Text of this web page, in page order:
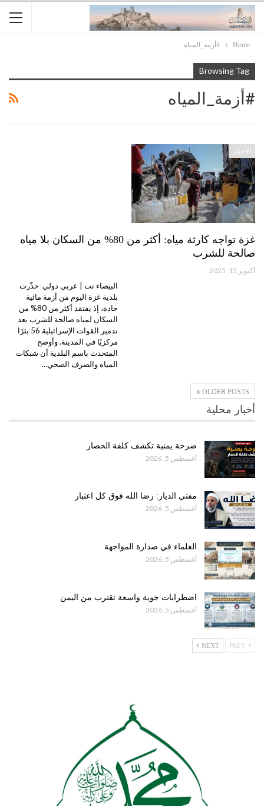
Home #أزمة_المياه
Browsing Tag
#أزمة_المياه
الأخبار
غزة تواجه كارثة مياه: أكثر من 80% من السكان بلا مياه
صالحة للشرب
أكتوبر 15, 2025
البيضاء نت | عربي دولي حذّرت
بلدية غزة اليوم من أزمة مائية
حادة، إذ يفتقد أكثر من 80% من
السكان لمياه صالحة للشرب بعد
تدمير القوات الإسرائيلية 56 بئرًا
مركزيًا في المدينة. وأوضح
المتحدث باسم البلدية أن شبكات
المياه والصرف الصحي…
OLDER POSTS
أخبار محلية
صرخة يمنية تكشف كلفة الحصار
أغسطس 5, 2026
مفتي الديار: رضا الله فوق كل اعتبار
أغسطس 5, 2026
العلماء في صدارة المواجهة
أغسطس 5, 2026
اضطرابات جوية واسعة تقترب من اليمن
أغسطس 5, 2026
NEXT